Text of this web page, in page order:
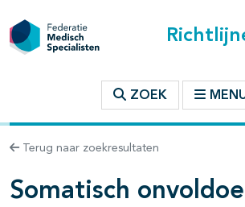
ZOEK
Terug naar zoekresultaten
Somatisch